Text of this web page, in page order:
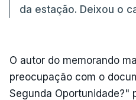
da estação. Deixou o
O autor do memorando
preocupação com o
Segunda Oportunidade?"